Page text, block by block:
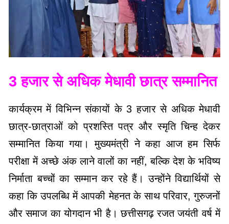
3 हजार से अधिक मेधावी छात्र सम्मानित
कार्यक्रम में विभिन्न संकायों के 3 हजार से अधिक मेधावी
छात्र-छात्राओं को प्रशस्ति पत्र और स्मृति चिन्ह देकर
सम्मानित किया गया। मुख्यमंत्री ने कहा आज हम सिर्फ
परीक्षा में अच्छे अंक लाने वालों का नहीं, बल्कि देश के भविष्य
निर्माता बच्चों का सम्मान कर रहे हैं। उन्होंने विद्यार्थियों से
कहा कि उपलब्धि में आपकी मेहनत के साथ परिवार, गुरुजनों
और समाज का योगदान भी है। छत्तीसगढ़ रजत जयंती वर्ष में